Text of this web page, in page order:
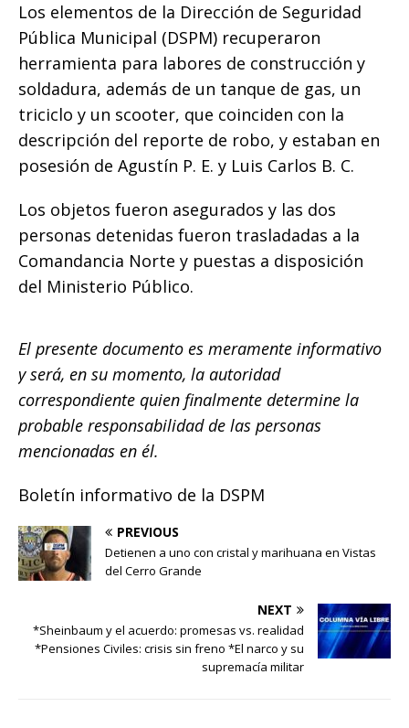
Los elementos de la Dirección de Seguridad
Pública Municipal (DSPM) recuperaron
herramienta para labores de construcción y
soldadura, además de un tanque de gas, un
triciclo y un scooter, que coinciden con la
descripción del reporte de robo, y estaban en
posesión de Agustín P. E. y Luis Carlos B. C.
Los objetos fueron asegurados y las dos
personas detenidas fueron trasladadas a la
Comandancia Norte y puestas a disposición
del Ministerio Público.
El presente documento es meramente informativo
y será, en su momento, la autoridad
correspondiente quien finalmente determine la
probable responsabilidad de las personas
mencionadas en él.
Boletín informativo de la DSPM
PREVIOUS
Detienen a uno con cristal y marihuana en Vistas
del Cerro Grande
NEXT
*Sheinbaum y el acuerdo: promesas vs. realidad
*Pensiones Civiles: crisis sin freno *El narco y su
supremacía militar